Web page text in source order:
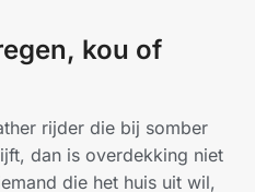
kou of
rijder die bij somber
dan is overdekking niet
die het huis uit wil,